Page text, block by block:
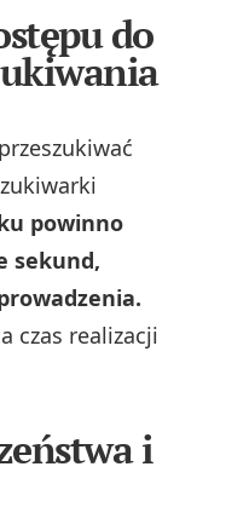
do
powinno
sekund,
czas realizacji
i